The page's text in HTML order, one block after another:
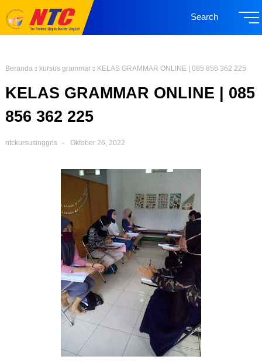
Search
Beranda kursus grammar KELAS GRAMMAR ONLINE | 085 856 362 225
KELAS GRAMMAR ONLINE | 085
856 362 225
ntckursusinggris Oktober 26, 2022